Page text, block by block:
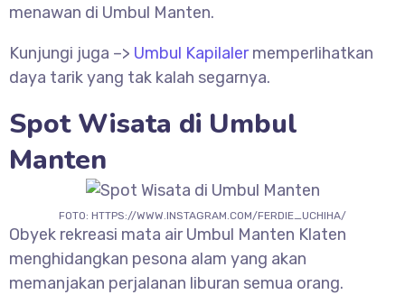
menawan di Umbul Manten.
Kunjungi juga –> Umbul Kapilalermemperlihatkan
daya tarik yang tak kalah segarnya.
Spot Wisata di Umbul
Manten
FOTO: HTTPS://WWW.INSTAGRAM.COM/FERDIE_UCHIHA/
Obyek rekreasi mata air Umbul Manten Klaten
menghidangkan pesona alam yang akan
memanjakan perjalanan liburan semua orang.